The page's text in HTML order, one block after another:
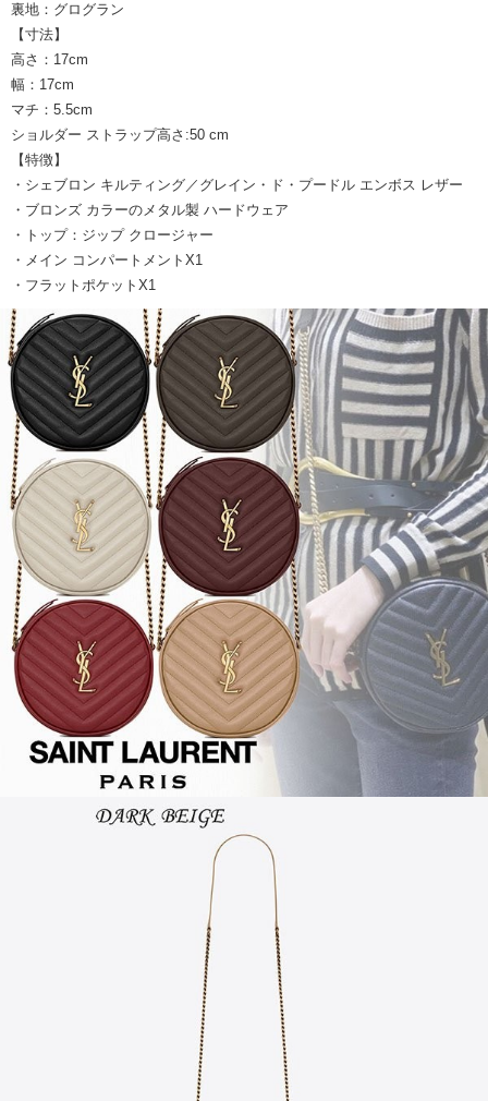
裏地：グログラン
【寸法】
高さ：17cm
幅：17cm
マチ：5.5cm
ショルダー ストラップ高さ:50 cm
【特徴】
・シェブロン キルティング／グレイン・ド・プードル エンボス レザー
・ブロンズ カラーのメタル製 ハードウェア
・トップ：ジップ クロージャー
・メイン コンパートメントX1
・フラットポケットX1